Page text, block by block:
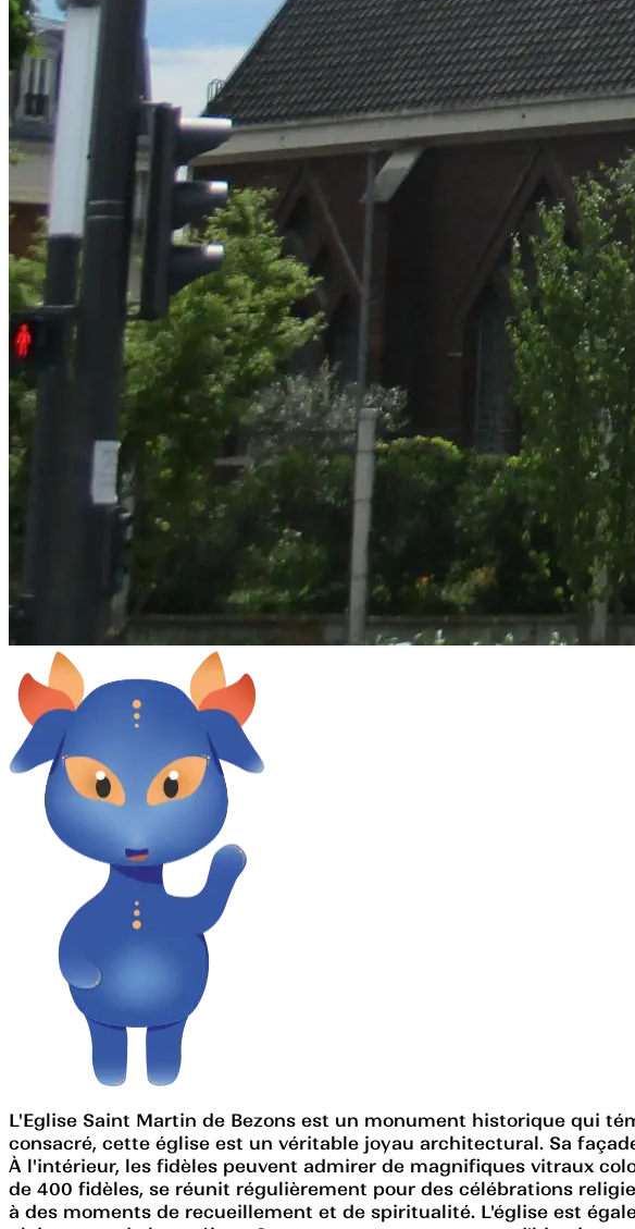
L'Eglise Saint Martin de Bezons est un monument historique qui
consacré, cette église est un véritable joyau architectural. Sa
À l'intérieur, les fidèles peuvent admirer de magnifiques vitraux
de 400 fidèles, se réunit régulièrement pour des célébrations
à des moments de recueillement et de spiritualité. L'église est